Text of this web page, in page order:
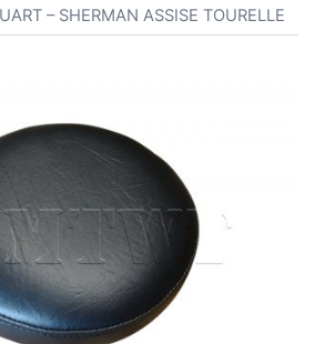
– SHERMAN ASSISE TOURELLE